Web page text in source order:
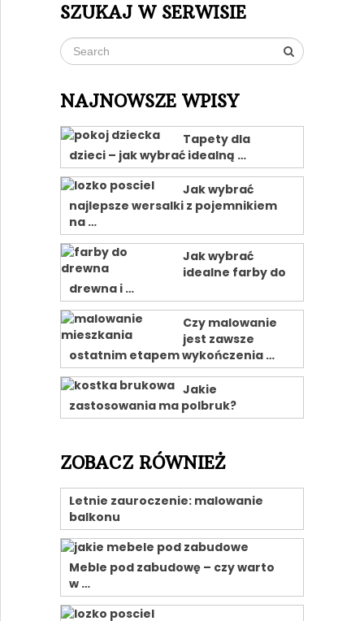
SZUKAJ W SERWISIE
NAJNOWSZE WPISY
Tapety dla
dzieci – jak wybrać idealną …
Jak wybrać
najlepsze wersalki z pojemnikiem
na …
Jak wybrać
idealne farby do
drewna i …
Czy malowanie
jest zawsze
ostatnim etapem wykończenia …
Jakie
zastosowania ma polbruk?
ZOBACZ RÓWNIEŻ
Letnie zauroczenie: malowanie
balkonu
Meble pod zabudowę – czy warto
w …